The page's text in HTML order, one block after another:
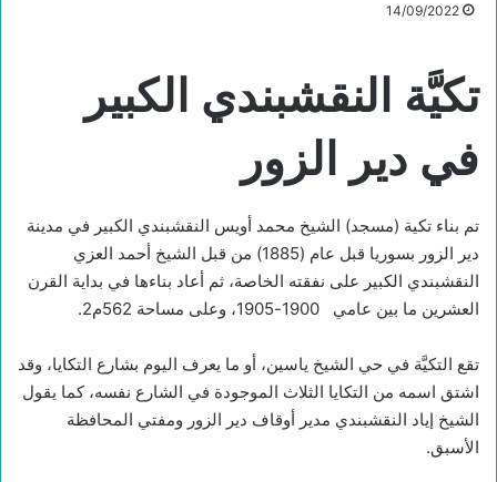
14/09/2022
تكيَّة النقشبندي الكبير
في دير الزور
تم بناء تكية (مسجد) الشيخ محمد أويس النقشبندي الكبير في مدينة
دير الزور بسوريا قبل عام (1885) من قبل الشيخ أحمد العزي
النقشبندي الكبير على نفقته الخاصة، ثم أعاد بناءها في بداية القرن
العشرين ما بين عامي 1900-1905، وعلى مساحة 562م2.
تقع التكيَّة في حي الشيخ ياسين، أو ما يعرف اليوم بشارع التكايا، وقد
اشتق اسمه من التكايا الثلاث الموجودة في الشارع نفسه، كما يقول
الشيخ إياد النقشبندي مدير أوقاف دير الزور ومفتي المحافظة
الأسبق.